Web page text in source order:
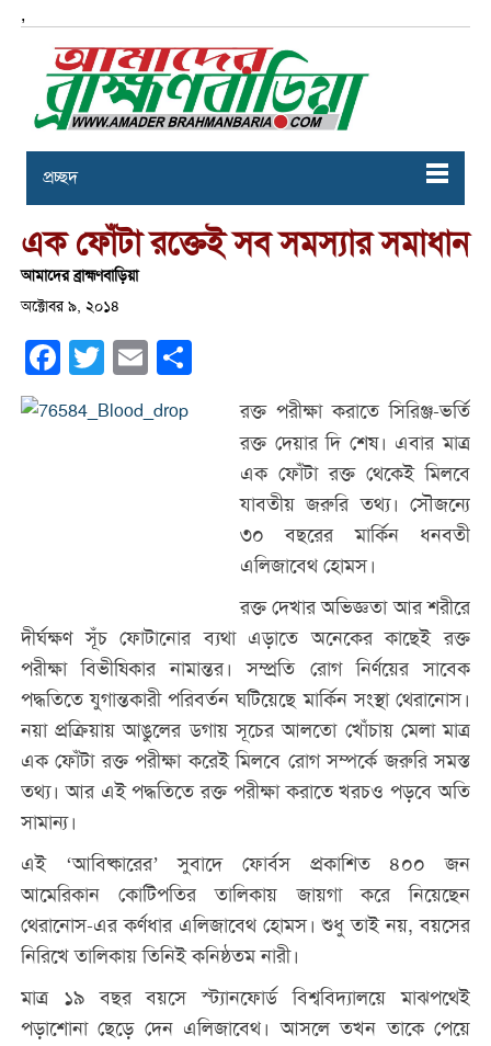
,
প্রচ্ছদ
এক ফোঁটা রক্তেই সব সমস্যার সমাধান
আমাদের ব্রাহ্মণবাড়িয়া
অক্টোবর ৯, ২০১৪
Facebook
Twitter Email
রক্ত পরীক্ষা করাতে সিরিঞ্জ-ভর্তি
রক্ত দেয়ার দি শেষ। এবার মাত্র
এক ফোঁটা রক্ত থেকেই মিলবে
যাবতীয় জরুরি তথ্য। সৌজন্যে
৩০ বছরের মার্কিন ধনবতী
এলিজাবেথ হোমস।
রক্ত দেখার অভিজ্ঞতা আর শরীরে
দীর্ঘক্ষণ সূঁচ ফোটানোর ব্যথা এড়াতে অনেকের কাছেই রক্ত
পরীক্ষা বিভীষিকার নামান্তর। সম্প্রতি রোগ নির্ণয়ের সাবেক
পদ্ধতিতে যুগান্তকারী পরিবর্তন ঘটিয়েছে মার্কিন সংস্থা থেরানোস।
নয়া প্রক্রিয়ায় আঙুলের ডগায় সূচের আলতো খোঁচায় মেলা মাত্র
এক ফোঁটা রক্ত পরীক্ষা করেই মিলবে রোগ সম্পর্কে জরুরি সমস্ত
তথ্য। আর এই পদ্ধতিতে রক্ত পরীক্ষা করাতে খরচও পড়বে অতি
সামান্য।
এই ‘আবিষ্কারের’ সুবাদে ফোর্বস প্রকাশিত ৪০০ জন
আমেরিকান কোটিপতির তালিকায় জায়গা করে নিয়েছেন
থেরানোস-এর কর্ণধার এলিজাবেথ হোমস। শুধু তাই নয়, বয়সের
নিরিখে তালিকায় তিনিই কনিষ্ঠতম নারী।
মাত্র ১৯ বছর বয়সে স্ট্যানফোর্ড বিশ্ববিদ্যালয়ে মাঝপথেই
পড়াশোনা ছেড়ে দেন এলিজাবেথ। আসলে তখন তাকে পেয়ে